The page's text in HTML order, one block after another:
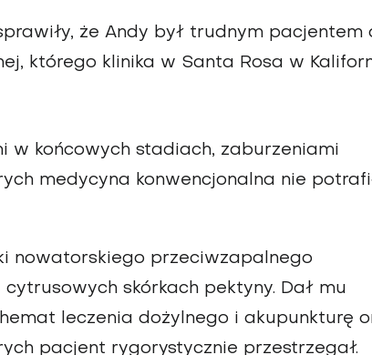
że Andy był trudnym pacjentem
którego klinika w Santa Rosa w
w końcowych stadiach, zaburzeniami
medycyna konwencjonalna nie
nowatorskiego przeciwzapalnego
skórkach pektyny. Dał mu
leczenia dożylnego i akupunkturę
pacjent rygorystycznie przestrzegał.